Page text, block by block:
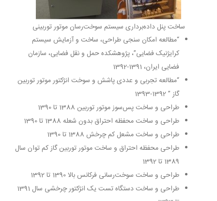
ساخت پنل داده‌برداری سیستم سوخت‌رسان موتور توربینی
“مطالعه امکان سنجی طراحی، ساخت و آزمایش سیستم
کرایژنیک فضایی”، پژوهشکده حمل و نقل فضایی، سازمان
فضایی ایران، 1391-1392
“مطالعه تجربی و عددی پاشش و سوخت انژکتور موتور توربین
گاز ” 1392-1393
طراحی و ساخت پس‌سوز موتور توربین 1388 تا 1390
طراحی و ساخت محفظه احتراق بدون شعله 1388 تا 1390
طراحی و ساخت مشعل کم چرخش 1388 تا 1390
طراحی محفظه احتراق و ساخت موتور توربین گاز کم توان سال
1389 تا 1392
طراحی و ساخت سوخت‌رسانی فرکانس بالا 1390 تا 1392
طراحی و ساخت دستگاه تست یک انژکتور چرخشی سال 1391